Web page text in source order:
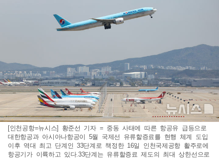
[인천공항=뉴시스] 황준선 기자 = 중동 사태에 따른 항공유 급등으로
대한항공과 아시아나항공이 5월 국제선 유류할증료를 현행 체계 도입
이후 역대 최고 단계인 33단계로 책정한 16일 인천국제공항 활주로에
항공기가 이륙하고 있다.33단계는 유류할증료 제도의 최대 상한선으로